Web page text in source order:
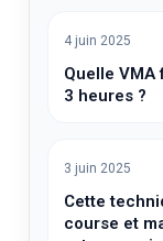
4 juin 2025
Quelle
3 heures ?
3 juin 2025
Cette
course et